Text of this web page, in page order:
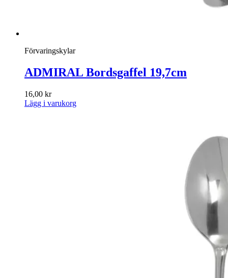
Förvaringskylar
ADMIRAL Bordsgaffel 19,7cm
16,00 kr
Lägg i varukorg